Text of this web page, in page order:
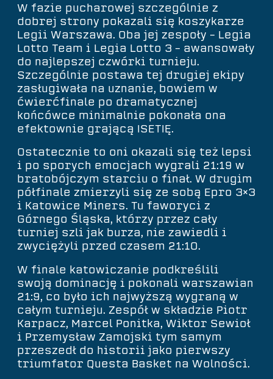
W fazie pucharowej szczególnie z
dobrej strony pokazali się koszykarze
Legii Warszawa. Oba jej zespoły – Legia
Lotto Team i Legia Lotto 3 – awansowały
do najlepszej czwórki turnieju.
Szczególnie postawa tej drugiej ekipy
zasługiwała na uznanie, bowiem w
ćwierćfinale po dramatycznej
końcówce minimalnie pokonała ona
efektownie grającą ISETIĘ.
Ostatecznie to oni okazali się też lepsi
i po sporych emocjach wygrali 21:19 w
bratobójczym starciu o finał. W drugim
półfinale zmierzyli się ze sobą Epro 3×3
i Katowice Miners. Tu faworyci z
Górnego Śląska, którzy przez cały
turniej szli jak burza, nie zawiedli i
zwyciężyli przed czasem 21:10.
W finale katowiczanie podkreślili
swoją dominację i pokonali warszawian
21:9, co było ich najwyższą wygraną w
całym turnieju. Zespół w składzie Piotr
Karpacz, Marcel Ponitka, Wiktor Sewioł
i Przemysław Zamojski tym samym
przeszedł do historii jako pierwszy
triumfator Questa Basket na Wolności.